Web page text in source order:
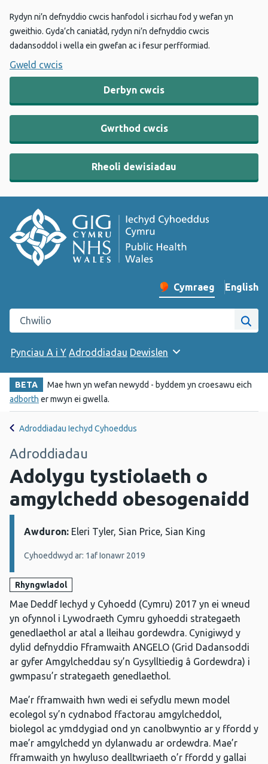
Rydyn ni’n defnyddio cwcis hanfodol i sicrhau fod y wefan yn
gweithio. Gyda’ch caniatâd, rydyn ni’n defnyddio cwcis
dadansoddol i wella ein gwefan ac i fesur perfformiad.
Gweld cwcis
Derbyn cwcis
Gwrthod cwcis
Rheoli dewisiadau
Newid iaith y wefan
Cymraeg English
–
Chwilio gwefan Iechyd Cyhoeddus Cymru
Pynciau A i Y Adroddiadau Dewislen
BETA
Mae hwn yn wefan newydd - byddem yn croesawu eich
adborth er mwyn ei gwella.
Adroddiadau Iechyd Cyhoeddus
Adroddiadau
Adolygu tystiolaeth o
amgylchedd obesogenaidd
Manylion:
Awduron: Eleri Tyler, Sian Price, Sian King
Cyhoeddwyd ar: 1af Ionawr 2019
Rhyngwladol
Mae Deddf Iechyd y Cyhoedd (Cymru) 2017 yn ei wneud
yn ofynnol i Lywodraeth Cymru gyhoeddi strategaeth
genedlaethol ar atal a lleihau gordewdra. Cynigiwyd y
dylid defnyddio Fframwaith ANGELO (Grid Dadansoddi
ar gyfer Amgylcheddau sy’n Gysylltiedig â Gordewdra) i
gwmpasu’r strategaeth genedlaethol.
Mae’r fframwaith hwn wedi ei sefydlu mewn model
ecolegol sy’n cydnabod ffactorau amgylcheddol,
biolegol ac ymddygiad ond yn canolbwyntio ar y ffordd y
mae’r amgylchedd yn dylanwadu ar ordewdra. Mae’r
fframwaith yn hwyluso dealltwriaeth o’r ffordd y gallai